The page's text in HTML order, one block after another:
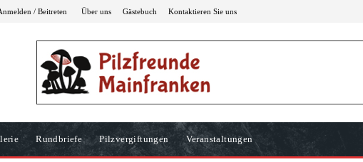
/ Beitreten Über uns Gästebuch Kontaktieren Sie uns
Rundbriefe Pilzvergiftungen Veranstaltungen